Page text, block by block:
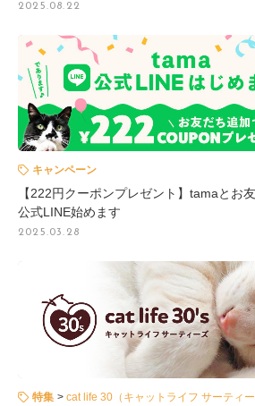
2025.08.22
キャンペーン
【222円クーポンプレゼント】tamaとお
公式LINE始めます
2025.03.28
特集 cat life 30（キャットライフ サーティー